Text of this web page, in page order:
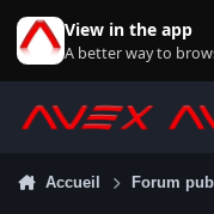
View in the app
A better way to
Accueil Forum